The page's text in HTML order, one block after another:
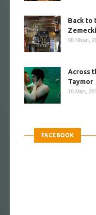
Back to
08 Nisan,
Across
Taymor
18 Mart,
FACEBOOK